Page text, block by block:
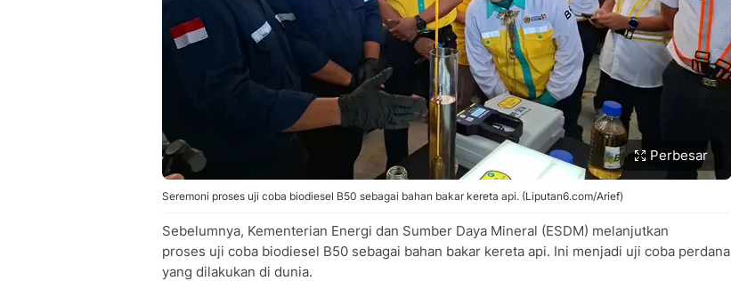
Perbesar
Seremoni proses uji coba biodiesel B50 sebagai bahan bakar kereta api. (Liputan6.com/Arief)
Sebelumnya, Kementerian Energi dan Sumber Daya Mineral (ESDM) melanjutkan
proses uji coba biodiesel B50 sebagai bahan bakar kereta api. Ini menjadi uji coba perdana
yang dilakukan di dunia.